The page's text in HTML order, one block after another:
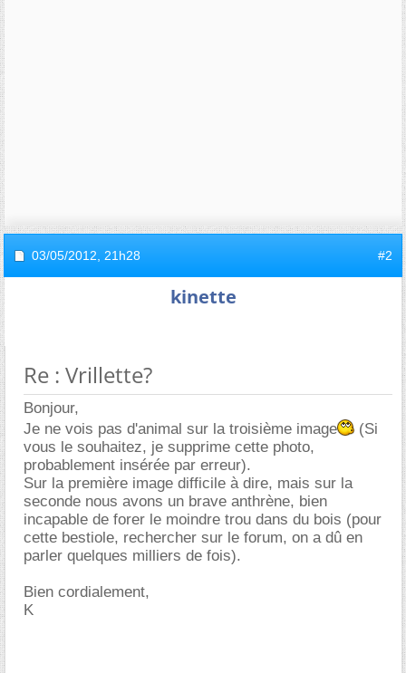
03/05/2012, 21h28 #2
kinette
Re : Vrillette?
Bonjour,
Je ne vois pas d'animal sur la troisième image
(Si
vous le souhaitez, je supprime cette photo,
probablement insérée par erreur).
Sur la première image difficile à dire, mais sur la
seconde nous avons un brave anthrène, bien
incapable de forer le moindre trou dans du bois (pour
cette bestiole, rechercher sur le forum, on a dû en
parler quelques milliers de fois).
Bien cordialement,
K